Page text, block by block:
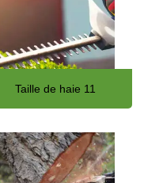
Taille de haie 11